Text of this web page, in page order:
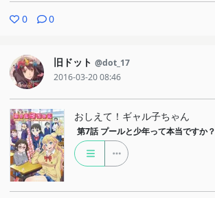
0 0
旧ドット @dot_17
2016-03-20 08:46
おしえて！ギャル子ちゃん
第7話 プールと少年って本当ですか？